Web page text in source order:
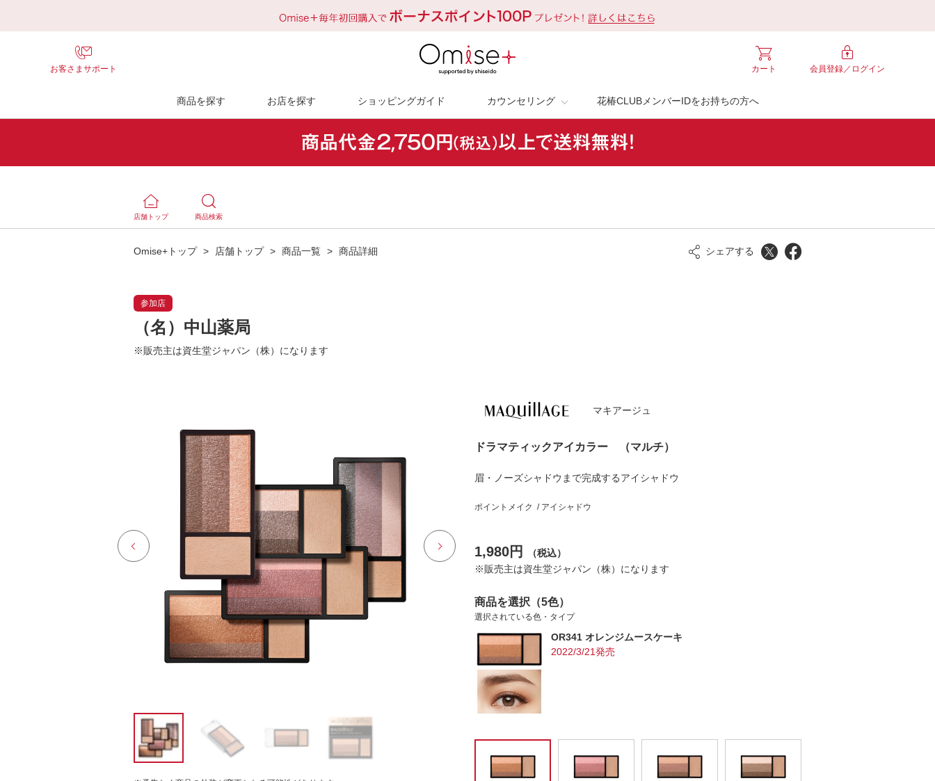
お客さまサポート 会員登録／ ログイン
カート
商品を探す お店を探す ショッピングガイド カウンセリング 花椿CLUBメンバーIDをお持ちの方へ
店舗トップ 商品検索
Omise+トップ > 店舗トップ > 商品一覧 > 商品詳細 シェアする
参加店
（名）中山薬局
※販売主は資生堂ジャパン（株）になります
マキアージュ
ドラマティックアイカラー （マルチ）
眉・ノーズシャドウまで完成するアイシャドウ
ポイントメイク / アイシャドウ
1,980円
（税込）
※販売主は資生堂ジャパン（株）になります
商品を選択（5色）
選択されている色・タイプ
OR341 オレンジムースケーキ
2022/3/21発売